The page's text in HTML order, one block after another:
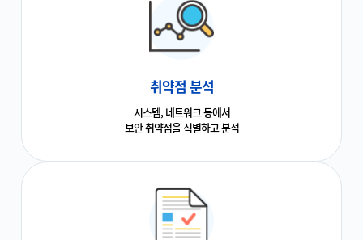
취약점 분석
시스템, 네트워크 등에서
보안 취약점을 식별하고 분석